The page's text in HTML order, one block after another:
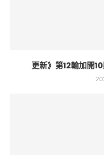
更新》第12輪加開